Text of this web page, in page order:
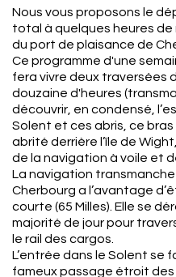
Nous vous proposons le
total à quelques heures
du port de plaisance de
Ce programme d'une
fera vivre deux traversées
douzaine d'heures
découvrir, en condensé,
Solent et ces abris, ce bras
abrité derrière l’île de
de la navigation à voile et
La navigation
Cherbourg a l’avantage
courte (65 Milles). Elle se
majorité de jour pour
le rail des cargos.
L’entrée dans le Solent se
fameux passage étroit des